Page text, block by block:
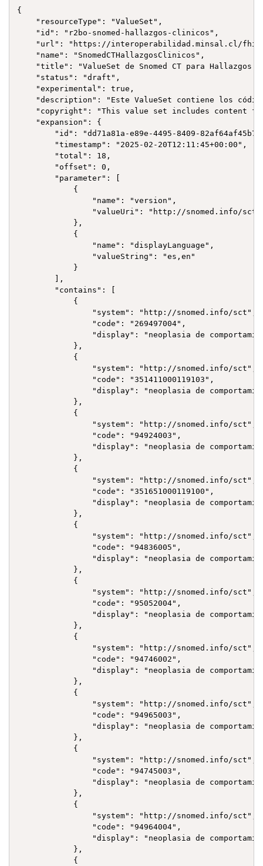
{
    "resourceType": "ValueSet",
    "id": "r2bo-snomed-hallazgos-clinicos",
"url": "https://interoperabilidad.minsal.cl/
    "name": "SnomedCTHallazgosClinicos",
"title": "ValueSet de Snomed CT para Hallazgos
    "status": "draft",
    "experimental": true,
"description": "Este ValueSet contiene los
"copyright": "This value set includes content
    "expansion": {
"id": "dd71a81a-e89e-4495-8409-
        "timestamp": "2025-02-20T12:11:45+00:00",
        "total": 18,
        "offset": 0,
        "parameter": [
            {
                "name": "version",
"valueUri": "http://snomed.info/
            },
            {
                "name": "displayLanguage",
                "valueString": "es,en"
            }
        ],
        "contains": [
            {
                "system": "http://snomed.info/sct",
                "code": "269497004",
"display": "neoplasia de
            },
            {
                "system": "http://snomed.info/sct",
                "code": "351411000119103",
"display": "neoplasia de
            },
            {
                "system": "http://snomed.info/sct",
                "code": "94924003",
"display": "neoplasia de
            },
            {
                "system": "http://snomed.info/sct",
                "code": "351651000119100",
"display": "neoplasia de
            },
            {
                "system": "http://snomed.info/sct",
                "code": "94836005",
"display": "neoplasia de
            },
            {
                "system": "http://snomed.info/sct",
                "code": "95052004",
"display": "neoplasia de
            },
            {
                "system": "http://snomed.info/sct",
                "code": "94746002",
"display": "neoplasia de
            },
            {
                "system": "http://snomed.info/sct",
                "code": "94965003",
"display": "neoplasia de
            },
            {
                "system": "http://snomed.info/sct",
                "code": "94745003",
"display": "neoplasia de
            },
            {
                "system": "http://snomed.info/sct",
                "code": "94964004",
"display": "neoplasia de
            },
            {